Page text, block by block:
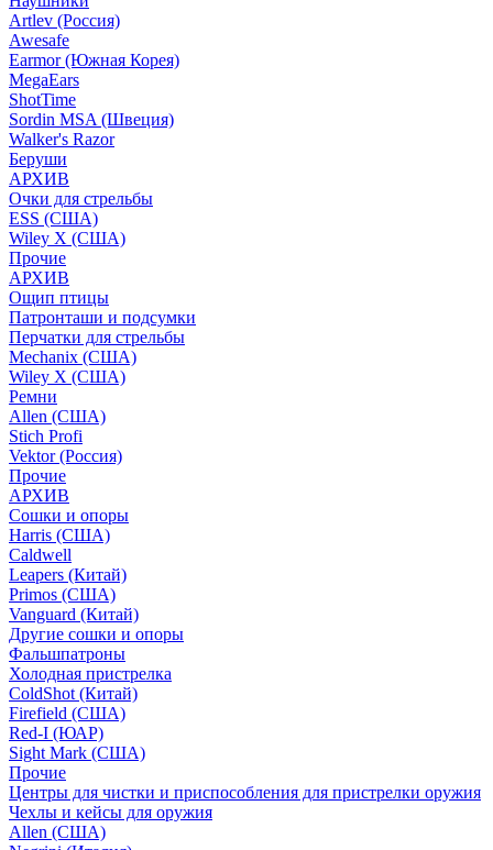
Artlev (Россия)
Awesafe
Earmor (Южная Корея)
MegaEars
ShotTime
Sordin MSA (Швеция)
Walker's Razor
Беруши
АРХИВ
Очки для стрельбы
ESS (США)
Wiley X (США)
Прочие
АРХИВ
Ощип птицы
Патронташи и подсумки
Перчатки для стрельбы
Mechanix (США)
Wiley X (США)
Ремни
Allen (США)
Stich Profi
Vektor (Россия)
Прочие
АРХИВ
Сошки и опоры
Harris (США)
Caldwell
Leapers (Китай)
Primos (США)
Vanguard (Китай)
Другие сошки и опоры
Фальшпатроны
Холодная пристрелка
ColdShot (Китай)
Firefield (США)
Red-I (ЮАР)
Sight Mark (США)
Прочие
Центры для чистки и приспособления для пристрелки оружия
Чехлы и кейсы для оружия
Allen (США)